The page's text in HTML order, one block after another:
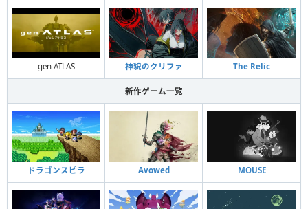
gen ATLAS 神貌のクリファ The Relic
新作ゲーム一覧
ドラゴンスピラ Avowed MOUSE